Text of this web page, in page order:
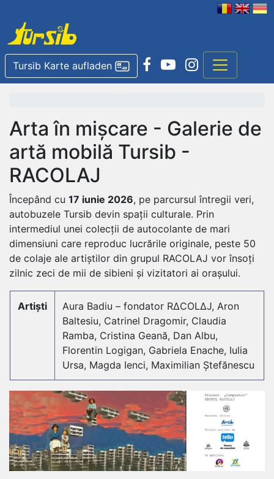
Tursib Karte aufladen
Arta în mișcare - Galerie de
artă mobilă Tursib -
RACOLAJ
Începând cu 17 iunie 2026, pe parcursul întregii veri,
autobuzele Tursib devin spații culturale. Prin
intermediul unei colecții de autocolante de mari
dimensiuni care reproduc lucrările originale, peste 50
de colaje ale artiștilor din grupul RACOLAJ vor însoți
zilnic zeci de mii de sibieni și vizitatori ai orașului.
Artiști
Aura Badiu – fondator R∆COL∆J, Aron
Baltesiu, Catrinel Dragomir, Claudia
Ramba, Cristina Geană, Dan Albu,
Florentin Logigan, Gabriela Enache, Iulia
Ursa, Magda Ienci, Maximilian Ștefănescu